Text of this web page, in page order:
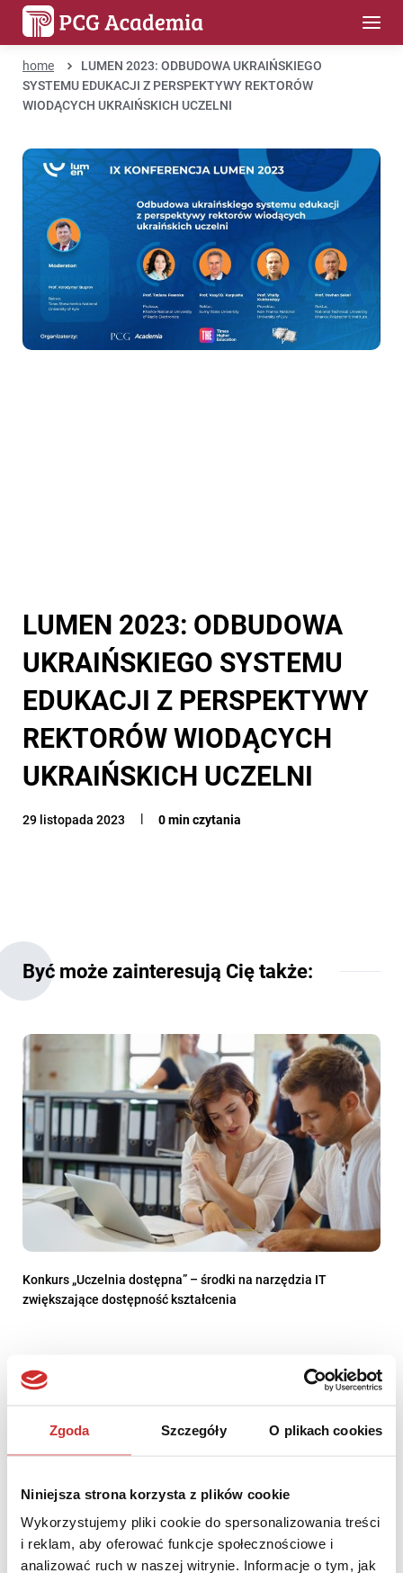
Zgoda Szczegóły O plikach cookies
Niniejsza strona korzysta z plików cookie
Wykorzystujemy pliki cookie do spersonalizowania treści
i reklam, aby oferować funkcje społecznościowe i
analizować ruch w naszej witrynie. Informacje o tym, jak
home
LUMEN 2023: ODBUDOWA UKRAIŃSKIEGO
SYSTEMU EDUKACJI Z PERSPEKTYWY REKTORÓW
WIODĄCYCH UKRAIŃSKICH UCZELNI
LUMEN 2023: ODBUDOWA
UKRAIŃSKIEGO SYSTEMU
EDUKACJI Z PERSPEKTYWY
REKTORÓW WIODĄCYCH
UKRAIŃSKICH UCZELNI
29 listopada 2023 0 min czytania
Być może zainteresują Cię także:
Konkurs „Uczelnia dostępna” – środki na narzędzia IT
zwiększające dostępność kształcenia